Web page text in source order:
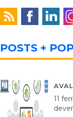
POSTS +
11